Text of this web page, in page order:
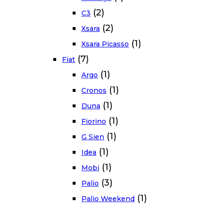
C3 (2)
Xsara (2)
Xsara Picasso (1)
Fiat (7)
Argo (1)
Cronos (1)
Duna (1)
Fiorino (1)
G Sien (1)
Idea (1)
Mobi (1)
Palio (3)
Palio Weekend (1)